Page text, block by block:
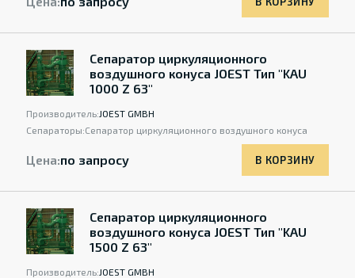
Сепаратор циркуляционного
воздушного конуса JOEST Тип "KAU
1000 Z 63"
Производитель:JOEST GMBH
Сепараторы:Сепаратор циркуляционного воздушного конуса
Цена:по запросу В КОРЗИНУ
Сепаратор циркуляционного
воздушного конуса JOEST Тип "KAU
1500 Z 63"
Производитель:JOEST GMBH